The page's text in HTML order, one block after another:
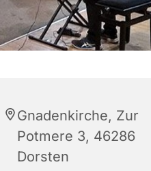
Gnadenkirche, Zur
Potmere 3, 46286
Dorsten